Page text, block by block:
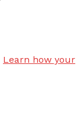
Learn how your